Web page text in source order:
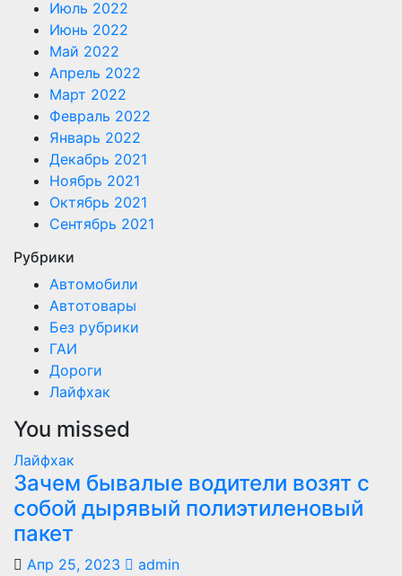
Июль 2022
Июнь 2022
Май 2022
Апрель 2022
Март 2022
Февраль 2022
Январь 2022
Декабрь 2021
Ноябрь 2021
Октябрь 2021
Сентябрь 2021
Рубрики
Автомобили
Автотовары
Без рубрики
ГАИ
Дороги
Лайфхак
You missed
Лайфхак
Зачем бывалые водители возят с
собой дырявый полиэтиленовый
пакет
Апр 25, 2023
admin